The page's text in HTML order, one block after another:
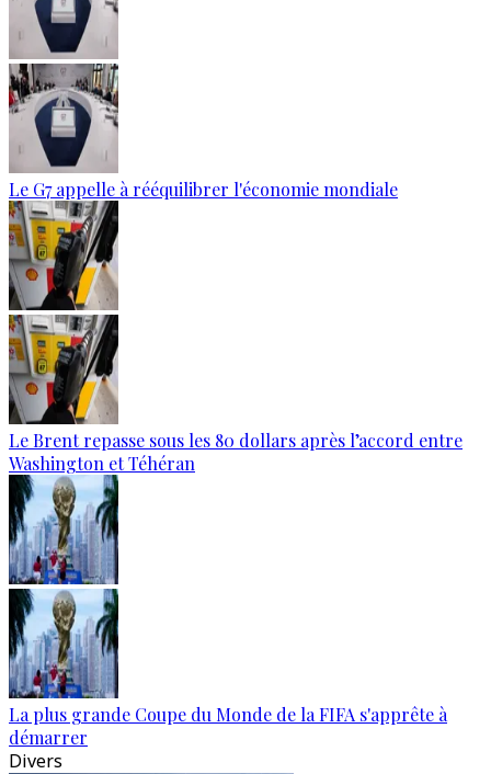
Le G7 appelle à rééquilibrer l'économie mondiale
Le Brent repasse sous les 80 dollars après l’accord entre
Washington et Téhéran
La plus grande Coupe du Monde de la FIFA s'apprête à
démarrer
Divers